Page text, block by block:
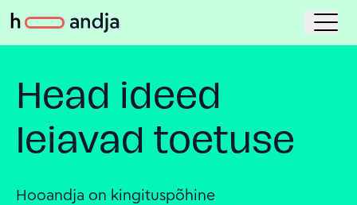
Head ideed
leiavad toetuse
Hooandja on kingituspõhine